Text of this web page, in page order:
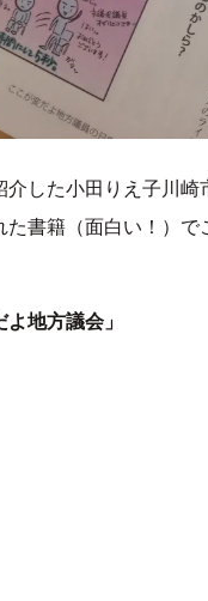
介した小田りえ子川崎
た書籍（面白い！）で
よ地方議会」